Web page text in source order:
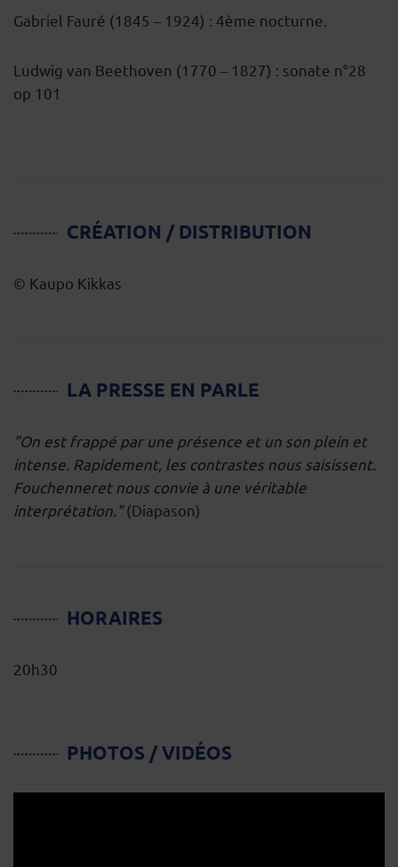
Gabriel Fauré (1845 – 1924) : 4ème nocturne.
Ludwig van Beethoven (1770 – 1827) : sonate n°28
op 101
CRÉATION / DISTRIBUTION
© Kaupo Kikkas
LA PRESSE EN PARLE
"On est frappé par une présence et un son plein et
intense. Rapidement, les contrastes nous saisissent.
Fouchenneret nous convie à une véritable
interprétation."(Diapason)
HORAIRES
20h30
PHOTOS / VIDÉOS